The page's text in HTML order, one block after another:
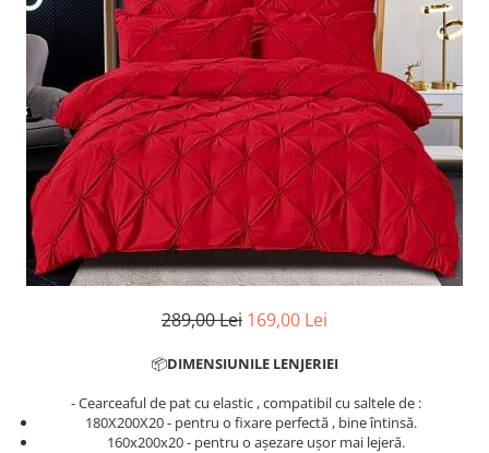
Cearceaf cu elastic
Cearceaf normal
Lenjerii De Pat Creponate
Lenjerii De Pat Bumbac Poplin 2
Persoane
Lenjerii De Pat Bumbac Poplin,
Matlasate, 2 Persoane
Lenjerii De Pat Bumbac Satinat 2
Persoane
Lenjerii De Pat Volanase
Lenjerii De Pat Jacquard
Lenjerii De Pat Catifea
Lenjerii De Pat Cocolino
289,00 Lei 169,00 Lei
📦DIMENSIUNILE LENJERIEI
- Cearceaful de pat cu elastic , compatibil cu saltele de :
180X200X20 - pentru o fixare perfectă , bine întinsă.
​​​​160x200x20 - pentru o așezare ușor mai lejeră.